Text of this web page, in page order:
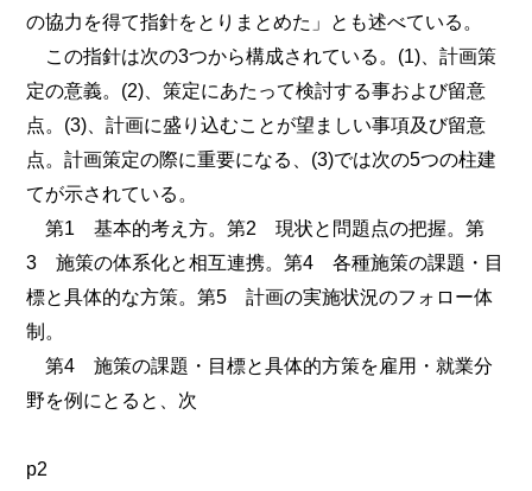
の協力を得て指針をとりまとめた」とも述べている。
この指針は次の3つから構成されている。(1)、計画策
定の意義。(2)、策定にあたって検討する事および留意
点。(3)、計画に盛り込むことが望ましい事項及び留意
点。計画策定の際に重要になる、(3)では次の5つの柱建
てが示されている。
第1 基本的考え方。第2 現状と問題点の把握。第
3 施策の体系化と相互連携。第4 各種施策の課題・目
標と具体的な方策。第5 計画の実施状況のフォロー体
制。
第4 施策の課題・目標と具体的方策を雇用・就業分
野を例にとると、次
p2